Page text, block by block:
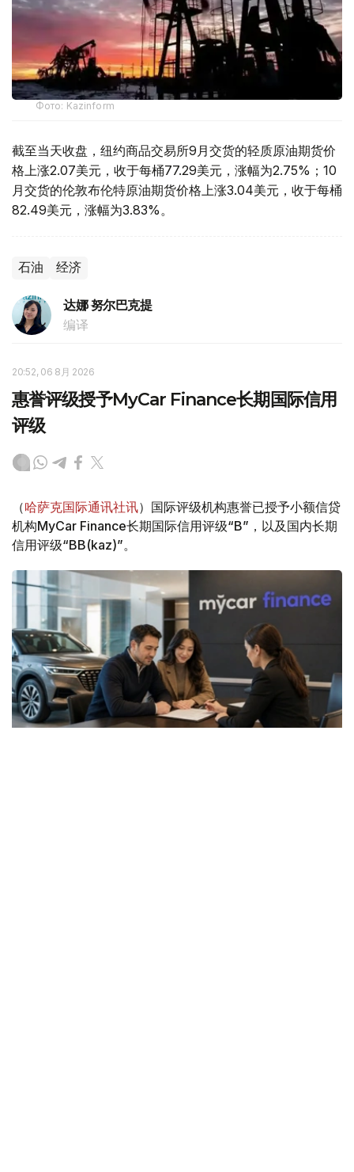
Фото: Kazinform
截至当天收盘，纽约商品交易所9月交货的轻质原油期货价
格上涨2.07美元，收于每桶77.29美元，涨幅为2.75%；10
月交货的伦敦布伦特原油期货价格上涨3.04美元，收于每桶
82.49美元，涨幅为3.83%。
石油 经济
达娜 努尔巴克提
编译
20:52, 06 8月 2026
惠誉评级授予MyCar Finance长期国际信用
评级
（哈萨克国际通讯社讯）国际评级机构惠誉已授予小额信贷
机构MyCar Finance长期国际信用评级“B”，以及国内长期
信用评级“BB(kaz)”。